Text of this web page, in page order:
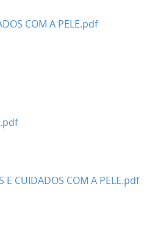
COM A PELE.pdf
E CUIDADOS COM A PELE.pdf